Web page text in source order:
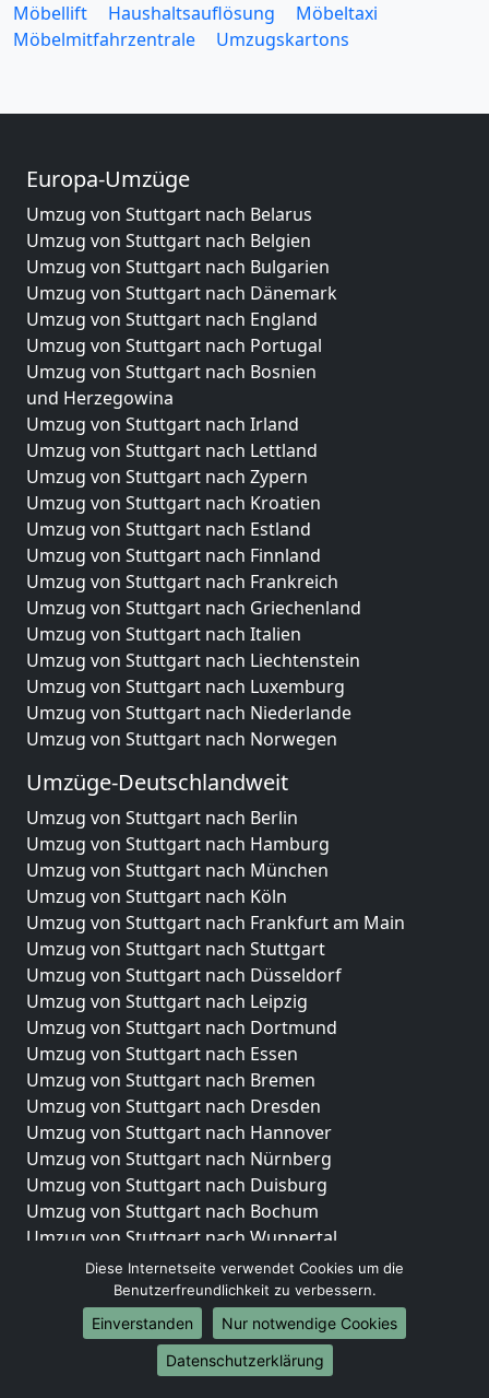
Möbellift
Haushaltsauflösung
Möbeltaxi
Möbelmitfahrzentrale
Umzugskartons
Europa-Umzüge
Umzug von Stuttgart nach Belarus
Umzug von Stuttgart nach Belgien
Umzug von Stuttgart nach Bulgarien
Umzug von Stuttgart nach Dänemark
Umzug von Stuttgart nach England
Umzug von Stuttgart nach Portugal
Umzug von Stuttgart nach Bosnien
und Herzegowina
Umzug von Stuttgart nach Irland
Umzug von Stuttgart nach Lettland
Umzug von Stuttgart nach Zypern
Umzug von Stuttgart nach Kroatien
Umzug von Stuttgart nach Estland
Umzug von Stuttgart nach Finnland
Umzug von Stuttgart nach Frankreich
Umzug von Stuttgart nach Griechenland
Umzug von Stuttgart nach Italien
Umzug von Stuttgart nach Liechtenstein
Umzug von Stuttgart nach Luxemburg
Umzug von Stuttgart nach Niederlande
Umzug von Stuttgart nach Norwegen
Umzüge-Deutschlandweit
Umzug von Stuttgart nach Berlin
Umzug von Stuttgart nach Hamburg
Umzug von Stuttgart nach München
Umzug von Stuttgart nach Köln
Umzug von Stuttgart nach Frankfurt am Main
Umzug von Stuttgart nach Stuttgart
Umzug von Stuttgart nach Düsseldorf
Umzug von Stuttgart nach Leipzig
Umzug von Stuttgart nach Dortmund
Umzug von Stuttgart nach Essen
Umzug von Stuttgart nach Bremen
Umzug von Stuttgart nach Dresden
Umzug von Stuttgart nach Hannover
Umzug von Stuttgart nach Nürnberg
Umzug von Stuttgart nach Duisburg
Umzug von Stuttgart nach Bochum
Umzug von Stuttgart nach Wuppertal
Umzug von Stuttgart nach Bielefeld
Umzug von Stuttgart nach Bonn
Umzug von Stuttgart nach Münster
Internationale-Umzüge
Diese Internetseite verwendet Cookies um die
Benutzerfreundlichkeit zu verbessern.
Einverstanden
Nur notwendige Cookies
Datenschutzerklärung